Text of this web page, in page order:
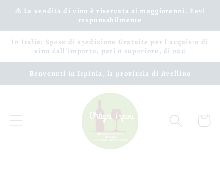
Vai
direttamente
⚠️ La vendita di vino è riservata ai maggiorenni. Bevi
responsabilmente
In Italia: Spese di spedizione Gratuite per l'acquisto di
vino dall'importo, pari o superiore, di 90€
Benvenuti in Irpinia, la provincia di Avellino
Carrello